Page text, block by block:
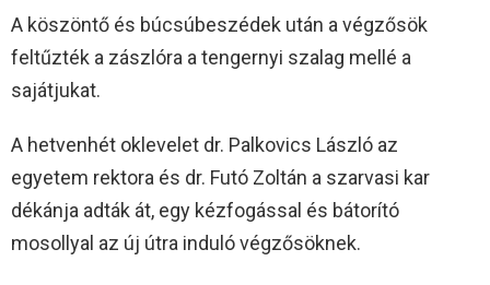
A köszöntő és búcsúbeszédek után a végzősök
feltűzték a zászlóra a tengernyi szalag mellé a
sajátjukat.
A hetvenhét oklevelet dr. Palkovics László az
egyetem rektora és dr. Futó Zoltán a szarvasi kar
dékánja adták át, egy kézfogással és bátorító
mosollyal az új útra induló végzősöknek.